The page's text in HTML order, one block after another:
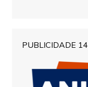
PUBLICIDADE 14